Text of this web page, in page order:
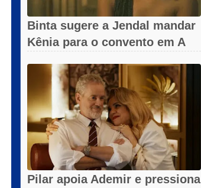
Binta sugere a Jendal mandar
Kênia para o convento em A
Pilar apoia Ademir e pressiona